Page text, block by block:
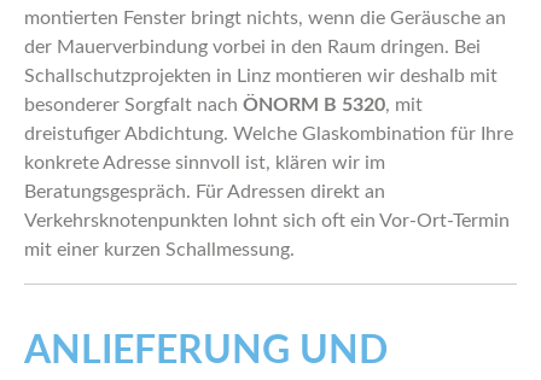
montierten Fenster bringt nichts, wenn die Geräusche an
der Mauerverbindung vorbei in den Raum dringen. Bei
Schallschutzprojekten in Linz montieren wir deshalb mit
besonderer Sorgfalt nach ÖNORM B 5320, mit
dreistufiger Abdichtung. Welche Glaskombination für Ihre
konkrete Adresse sinnvoll ist, klären wir im
Beratungsgespräch. Für Adressen direkt an
Verkehrsknotenpunkten lohnt sich oft ein Vor-Ort-Termin
mit einer kurzen Schallmessung.
ANLIEFERUNG UND